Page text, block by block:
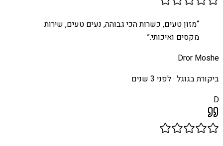
“מזון טעים, כשרות הכי גבוהה, נעים טעים, שירות
מקסים ואיכותי.”
Dror Moshe
ביקורת בגוגל ·לפני 3 שנים
D